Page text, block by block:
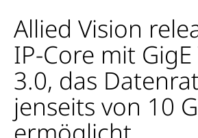
Allied Vision
IP-Core mit GigE
3.0, das
jenseits von 10